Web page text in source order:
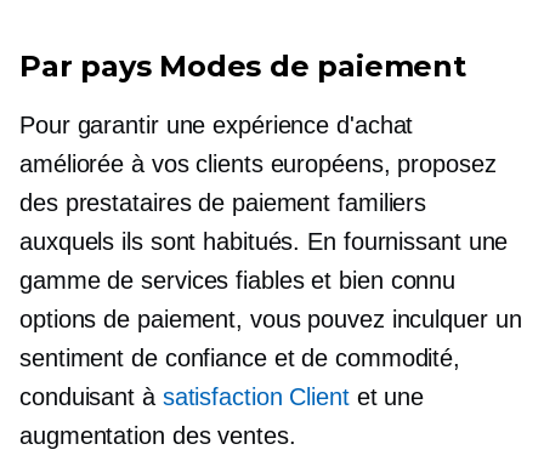
Par paysModes de paiement
Pour garantir une expérience d'achat
améliorée à vos clients européens, proposez
des prestataires de paiement familiers
auxquels ils sont habitués. En fournissant une
gamme de services fiables et bien connu
options de paiement, vous pouvez inculquer un
sentiment de confiance et de commodité,
conduisant à satisfaction Clientet une
augmentation des ventes.